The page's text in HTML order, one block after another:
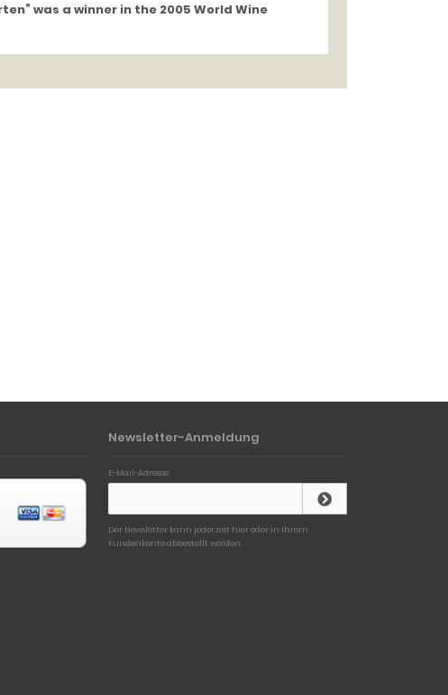
was a winner in the 2005 World Wine
Newsletter-Anmeldung
E-Mail-Adresse:
Der Newsletter kann jederzeit hier oder in Ihrem
Kundenkonto abbestellt werden.